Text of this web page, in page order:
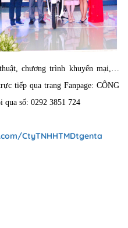
chương trình khuyến mại,…
tiếp qua trang Fanpage: CÔNG
số: 0292 3851 724
CtyTNHHTMDtgenta